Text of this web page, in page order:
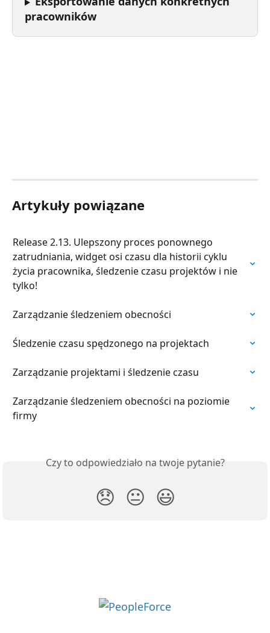
pracowników
Artykuły powiązane
Release 2.13. Ulepszony proces ponownego
zatrudniania, widget osi czasu dla historii cyklu
życia pracownika, śledzenie czasu projektów i nie
tylko!
Zarządzanie śledzeniem obecności
Śledzenie czasu spędzonego na projektach
Zarządzanie projektami i śledzenie czasu
Zarządzanie śledzeniem obecności na poziomie
firmy
Czy to odpowiedziało na twoje pytanie?
😞 😐 😃